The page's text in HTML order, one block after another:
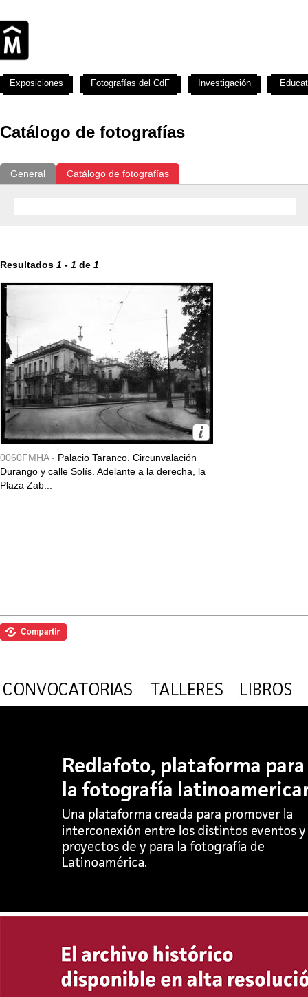
Catálogo de fotografías
General Catálogo de fotografías
Resultados 1 - 1 de 1
0060FMHA - Palacio Taranco. Circunvalación
Durango y calle Solís. Adelante a la derecha, la
Plaza Zab...
Exposiciones Fotografías del CdF Investigación